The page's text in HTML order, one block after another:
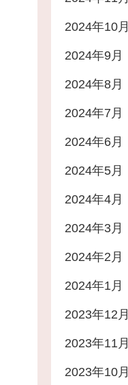
2024年10月
2024年9月
2024年8月
2024年7月
2024年6月
2024年5月
2024年4月
2024年3月
2024年2月
2024年1月
2023年12月
2023年11月
2023年10月